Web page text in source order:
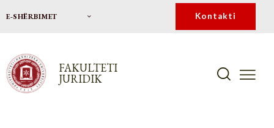
E-SHËRBIMET Kontakti
FAKULTETI
JURIDIK